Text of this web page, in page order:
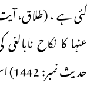
عنہا کا نکاح